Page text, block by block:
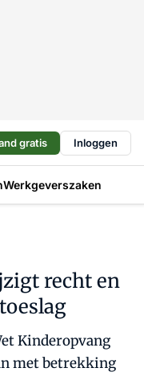
gratis Inloggen
Werkgeverszaken
recht en
Kinderopvang
met betrekking